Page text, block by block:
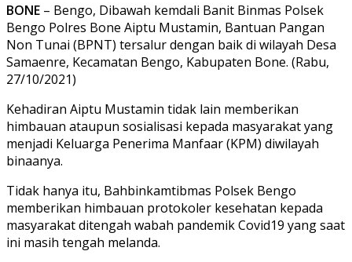
BONE – Bengo, Dibawah kemdali Banit Binmas Polsek
Bengo Polres Bone Aiptu Mustamin, Bantuan Pangan
Non Tunai (BPNT) tersalur dengan baik di wilayah Desa
Samaenre, Kecamatan Bengo, Kabupaten Bone. (Rabu,
27/10/2021)
Kehadiran Aiptu Mustamin tidak lain memberikan
himbauan ataupun sosialisasi kepada masyarakat yang
menjadi Keluarga Penerima Manfaar (KPM) diwilayah
binaanya.
Tidak hanya itu, Bahbinkamtibmas Polsek Bengo
memberikan himbauan protokoler kesehatan kepada
masyarakat ditengah wabah pandemik Covid19 yang saat
ini masih tengah melanda.